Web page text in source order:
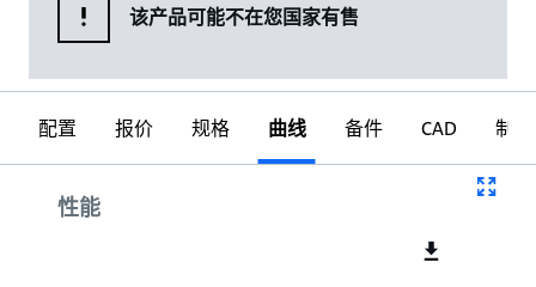
该产品可能不在您国家有售
配置 报价 规格 曲线 备件 CAD 制图
性能